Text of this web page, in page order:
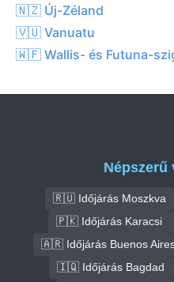
🇳🇿 Új-Zéland
🇻🇺 Vanuatu
🇼🇫 Wallis- és Futuna-
Népszerű
🇷🇺 Időjárás Moszkva
🇵🇰 Időjárás Karacsi
🇦🇷 Időjárás Buenos
🇮🇶 Időjárás Bagdad